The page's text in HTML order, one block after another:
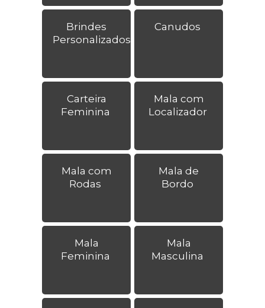
Brindes
Personalizados
Canudos
Carteira
Feminina
Mala com
Localizador
Mala com
Rodas
Mala de
Bordo
Mala
Feminina
Mala
Masculina